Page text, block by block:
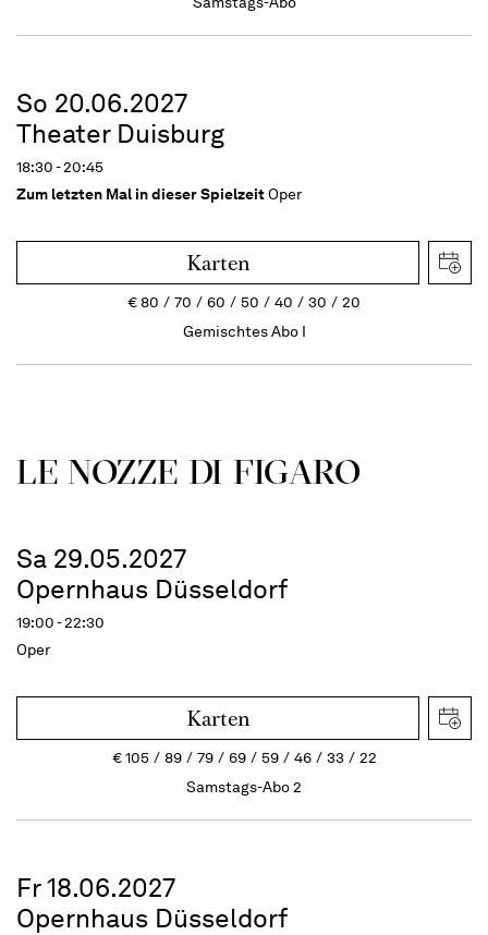
So 20.06.2027
Theater Duisburg
18:30 - 20:45
Zum letzten Mal in dieser SpielzeitOper
Karten
€80 70 60 50 40 30
20
Gemischtes Abo I
LE NOZZE DI FIGARO
Sa 29.05.2027
Opernhaus Düsseldorf
19:00 - 22:30
Oper
Karten
€105 89 79 69 59 46 33
22
Samstags-Abo 2
Fr 18.06.2027
Opernhaus Düsseldorf